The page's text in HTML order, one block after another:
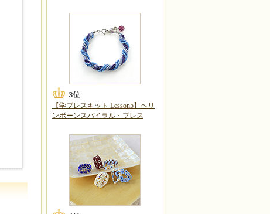
【学ブレスキット Lesson5】ヘリ
ンボーンスパイラル・ブレス